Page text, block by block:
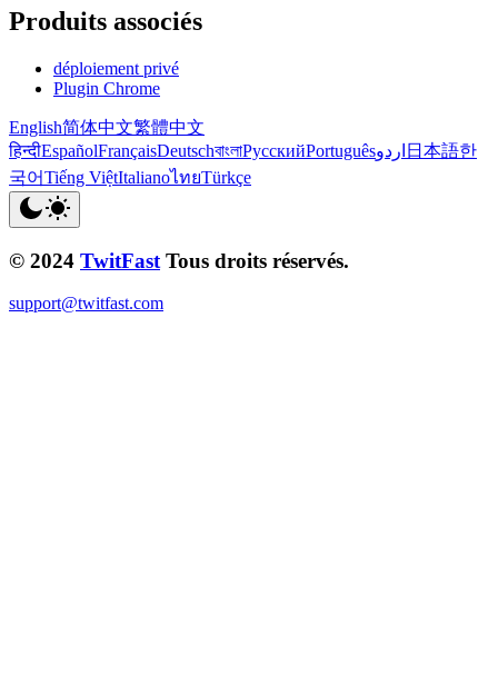
Produits associés
déploiement privé
Plugin Chrome
English简体中文繁體中文
हिन्दीEspañolFrançaisDeutschবাংলাРусскийPortuguêsاردو 日本語한
국어Tiếng ViệtItalianoไทยTürkçe
© 2024 TwitFast Tous droits réservés.
support@twitfast.com